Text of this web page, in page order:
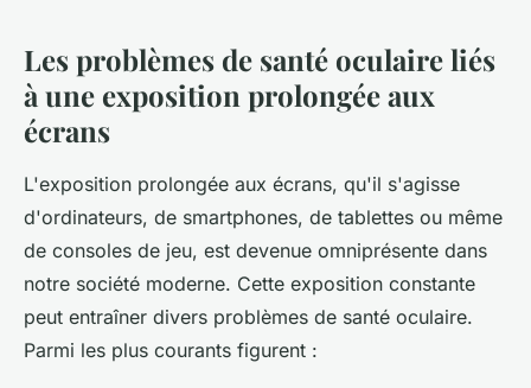
Les problèmes de santé oculaire liés
à une exposition prolongée aux
écrans
L'exposition prolongée aux écrans, qu'il s'agisse
d'ordinateurs, de smartphones, de tablettes ou même
de consoles de jeu, est devenue omniprésente dans
notre société moderne. Cette exposition constante
peut entraîner divers problèmes de santé oculaire.
Parmi les plus courants figurent :